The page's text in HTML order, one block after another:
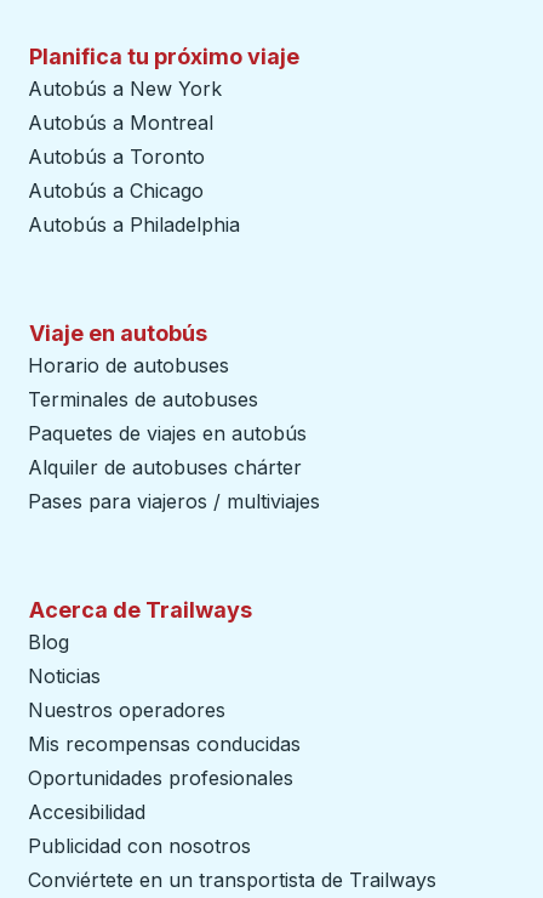
Planifica tu próximo viaje
Autobús a New York
Autobús a Montreal
Autobús a Toronto
Autobús a Chicago
Autobús a Philadelphia
Viaje en autobús
Horario de autobuses
Terminales de autobuses
Paquetes de viajes en autobús
Alquiler de autobuses chárter
Pases para viajeros / multiviajes
Acerca de Trailways
Blog
Noticias
Nuestros operadores
Mis recompensas conducidas
Oportunidades profesionales
Accesibilidad
Publicidad con nosotros
Conviértete en un transportista de Trailways